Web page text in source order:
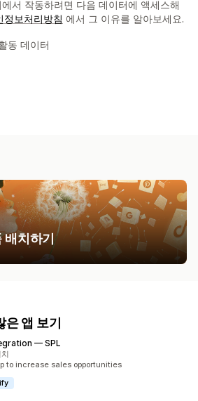
서 작동하려면 다음 데이터에 액세스해
정보처리방침 에서 그 이유를 알아보세요.
동 데이터
배치하기
앱 보기
— SPL
to increase sales opportunities